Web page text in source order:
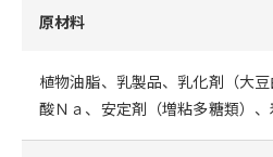
原材料
植物油脂、乳製品、乳化剤（大
酸Ｎａ、安定剤（増粘多糖類）、